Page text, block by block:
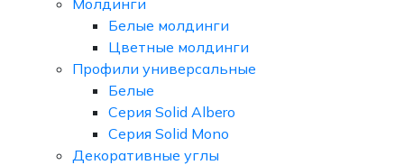
Молдинги
Белые молдинги
Цветные молдинги
Профили универсальные
Белые
Серия Solid Albero
Серия Solid Mono
Декоративные углы